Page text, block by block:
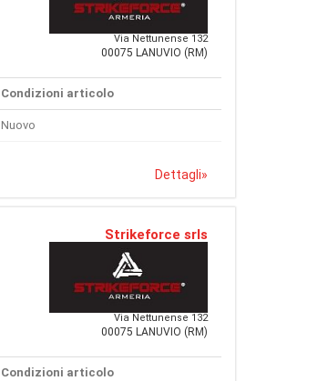
Via Nettunense 132
00075 LANUVIO (RM)
Condizioni articolo
Nuovo
Dettagli»
Strikeforce srls
Via Nettunense 132
00075 LANUVIO (RM)
Condizioni articolo